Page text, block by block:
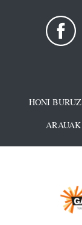
HONI BURUZ
ARAUAK